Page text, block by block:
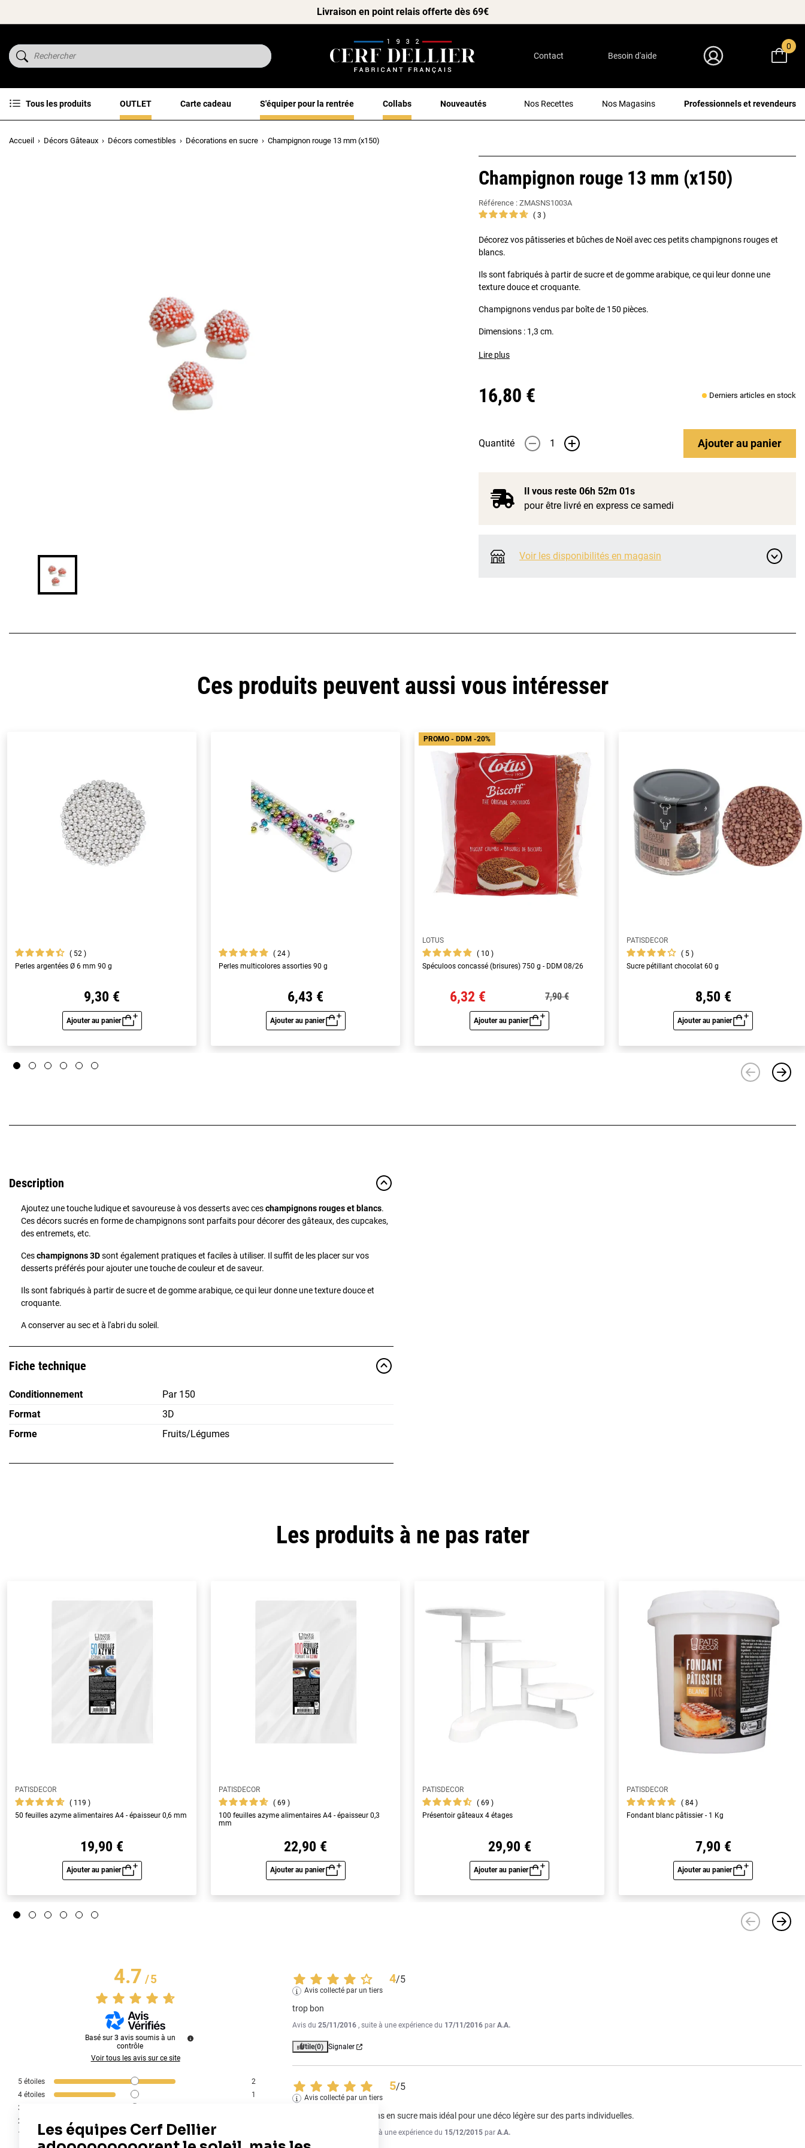
Livraison en point relais offerte dès 69€
Contact Besoin d'aide
0
Tous les produits OUTLET Carte cadeau S'équiper pour la rentrée Collabs Nouveautés Nos Recettes Nos Magasins Professionnels et revendeurs
Accueil Décors Gâteaux Décors comestibles Décorations en sucre Champignon rouge 13 mm (x150)
Champignon rouge 13 mm (x150)
Référence : ZMASNS1003A
3
Décorez vos pâtisseries et bûches de Noël avec ces petits champignons rouges et
blancs.
Ils sont fabriqués à partir de sucre et de gomme arabique, ce qui leur donne une
texture douce et croquante.
Champignons vendus par boîte de 150 pièces.
Dimensions : 1,3 cm.
Lire plus
16,80 € Derniers articles en stock
Quantité - + Ajouterau panier
Il vous reste 06h 52m 00s
pour être livré en express ce samedi
Voir les disponibilités en magasin
Ces produits peuvent aussi vous intéresser
52
Perles argentées Ø 6 mm 90 g
9,30 €
Ajouter au panier
Aperçu rapide
24
Perles multicolores assorties 90 g
6,43 €
Ajouter au panier
Aperçu rapide
LOTUS
10
Spéculoos concassé (brisures) 750 g - DDM 08/26
6,32 € 7,90 €
Ajouter au panier
Aperçu rapide
PROMO - DDM -20%
PATISDECOR
5
Sucre pétillant chocolat 60 g
8,50 €
Ajouter au panier
Aperçu rapide
Description
Ajoutez une touche ludique et savoureuse à vos desserts avec ceschampignons rouges et blancs.
Ces décors sucrés en forme de champignons sont parfaits pour décorer des gâteaux, des cupcakes,
des entremets, etc.
Ceschampignons 3Dsont également pratiques et faciles à utiliser. Il suffit de les placer sur vos
desserts préférés pour ajouter une touche de couleur et de saveur.
Ils sont fabriqués à partir de sucre et de gomme arabique, ce qui leur donne une texture douce et
croquante.
A conserver au sec et à l'abri du soleil.
Fiche technique
Conditionnement
Par 150
Format
3D
Forme
Fruits/Légumes
Les produits à ne pas rater
PATISDECOR
119
50 feuilles azyme alimentaires A4 - épaisseur 0,6 mm
19,90 €
Ajouter au panier
Aperçu rapide
PATISDECOR
69
100 feuilles azyme alimentaires A4 - épaisseur 0,3
mm
22,90 €
Ajouter au panier
Aperçu rapide
PATISDECOR
69
Présentoir gâteaux 4 étages
29,90 €
Ajouter au panier
Aperçu rapide
PATISDECOR
84
Fondant blanc pâtissier - 1 Kg
7,90 €
Ajouter au panier
Aperçu rapide
4.7/5
Basé sur 3 avis soumis à un
contrôle
Voir tous les avis sur ce site
5 étoiles
2
4 étoiles
1
3
2
1
étoile
4/5
Avis collecté par un tiers
trop bon
Avis du 25/11/2016 , suite à une expérience du 17/11/2016 par A.A.
Utile(0) Signaler
5/5
Avis collecté par un tiers
Tout petits champignons en sucre mais idéal pour une déco légère sur des parts individuelles.
, suite à une expérience du 15/12/2015 par A.A.